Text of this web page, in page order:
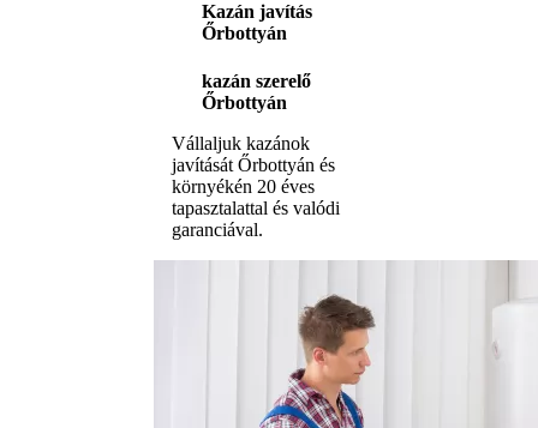
Kazán javítás
Őrbottyán
kazán szerelő
Őrbottyán
Vállaljuk kazánok
javítását Őrbottyán és
környékén 20 éves
tapasztalattal és valódi
garanciával.